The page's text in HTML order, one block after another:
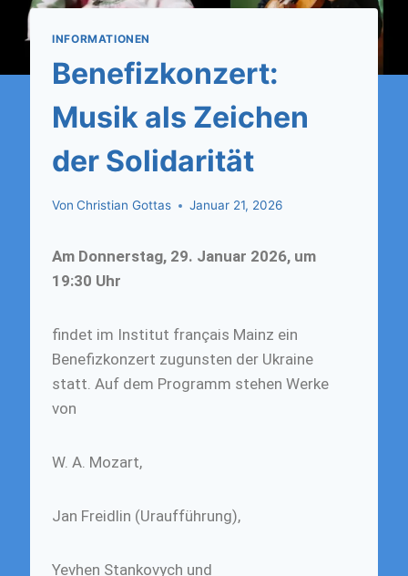
INFORMATIONEN
Benefizkonzert:
Musik als Zeichen
der Solidarität
Von Christian Gottas Januar 21, 2026
Am Donnerstag, 29. Januar 2026, um
19:30 Uhr
findet im Institut français Mainz ein
Benefizkonzert zugunsten der Ukraine
statt. Auf dem Programm stehen Werke
von
W. A. Mozart,
Jan Freidlin (Uraufführung),
Yevhen Stankovych und